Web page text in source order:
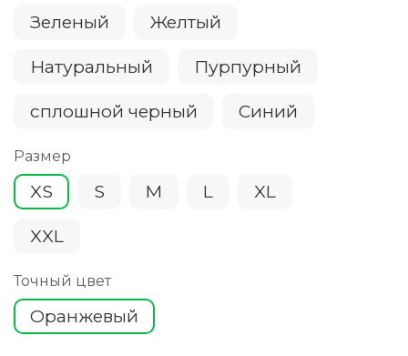
Зеленый Желтый
Натуральный Пурпурный
сплошной черный Cиний
Размер
XS S M L XL
XXL
Точный цвет
Оранжевый